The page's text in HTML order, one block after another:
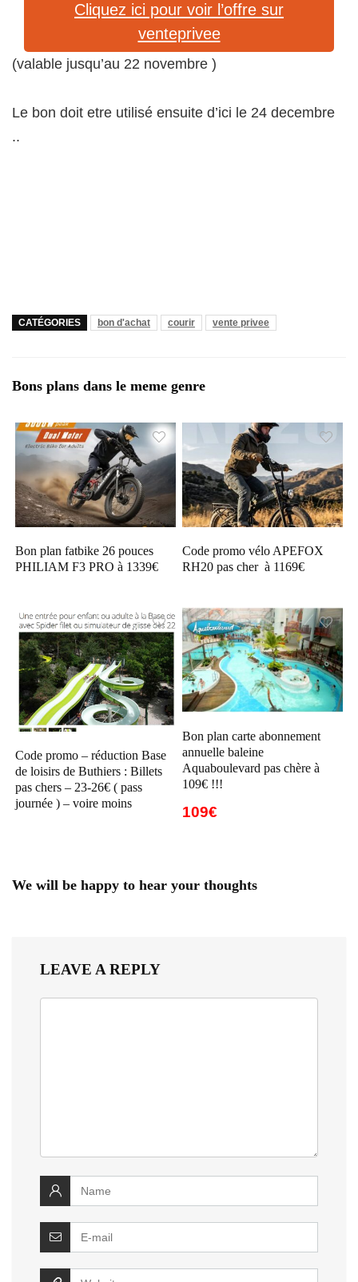
Cliquez ici pour voir l’offre sur
venteprivee
(valable jusqu’au 22 novembre )
Le bon doit etre utilisé ensuite d’ici le 24 decembre
..
CATÉGORIES bon d'achat courir vente privee
Bons plans dans le meme genre
Bon plan fatbike 26 pouces
PHILIAM F3 PRO à 1339€
Code promo vélo APEFOX
RH20 pas cher à 1169€
Code promo – réduction Base
de loisirs de Buthiers : Billets
pas chers – 23-26€ ( pass
journée ) – voire moins
Bon plan carte abonnement
annuelle baleine
Aquaboulevard pas chère à
109€ !!!
109€
We will be happy to hear your thoughts
LEAVE A REPLY